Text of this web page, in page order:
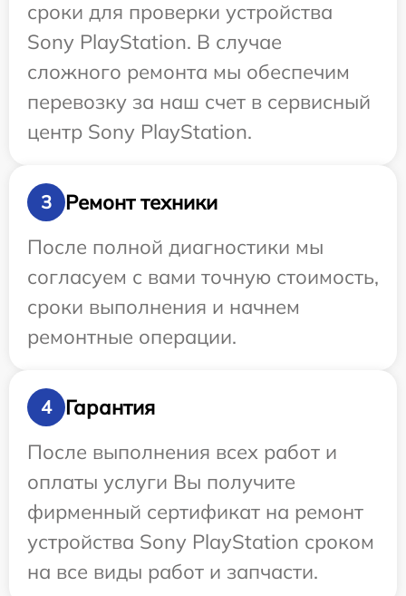
сроки для проверки устройства
Sony PlayStation. В случае
сложного ремонта мы обеспечим
перевозку за наш счет в сервисный
центр Sony PlayStation.
3
Ремонт техники
После полной диагностики мы
согласуем с вами точную стоимость,
сроки выполнения и начнем
ремонтные операции.
4
Гарантия
После выполнения всех работ и
оплаты услуги Вы получите
фирменный сертификат на ремонт
устройства Sony PlayStation сроком
на все виды работ и запчасти.